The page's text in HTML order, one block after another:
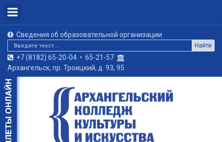
Сведения об образовательной организации
Найти
+7 (8182) 65-20-04 • 65-21-57
Архангельск, пр. Троицкий, д. 93, 95